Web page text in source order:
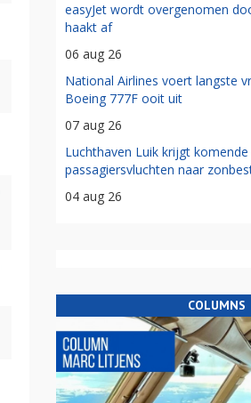
easyJet wordt overgenomen
haakt af
06 aug 26
National Airlines voert langste
Boeing 777F ooit uit
07 aug 26
Luchthaven Luik krijgt
passagiersvluchten naar
04 aug 26
COLUMNS